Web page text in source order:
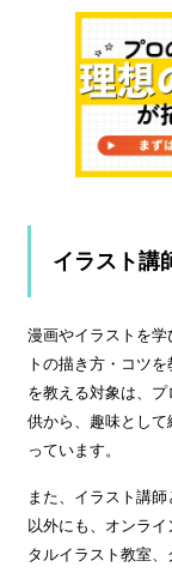
イラスト講
漫画やイラストを
トの描き方・コツ
を教える対象は、
供から、趣味とし
っています。
また、イラスト講
以外にも、オンラ
タルイラスト教室